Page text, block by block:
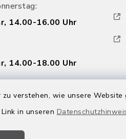
verstehen, wie unsere
in unseren
14.00-16.00 Uhr
14.00-18.00 Uhr
vereinbaren